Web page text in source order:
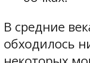
В средние
обходилось